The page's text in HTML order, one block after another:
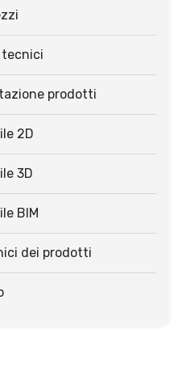
tecnici
prodotti
2D
3D
BIM
dei prodotti